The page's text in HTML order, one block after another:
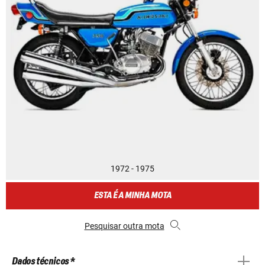
1972 - 1975
ESTA É A MINHA MOTA
Pesquisar outra mota
Dados técnicos *